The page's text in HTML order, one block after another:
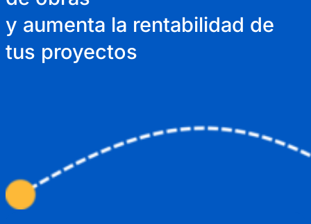
y aumenta la rentabilidad de
tus proyectos